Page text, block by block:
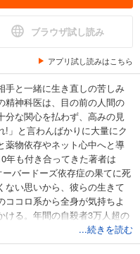
ブラウザ試し読み
アプリ試し読みはこちら
手と一緒に生き直しの苦しみ
精神科医は、目の前の人間の
分な関心を払わず、高みの見
」と言わんばかりに大量にク
薬物依存やネット心中へと導
年も付き合ってきた著者は
バードーズ依存症の果てに死
ない思いから、彼らの生きて
コロ系から全身が気持ちよ
ける。年間の自殺者3万人超の
った現実をえぐり出した自殺
療」を提唱するカウンセラ
...続きを読む